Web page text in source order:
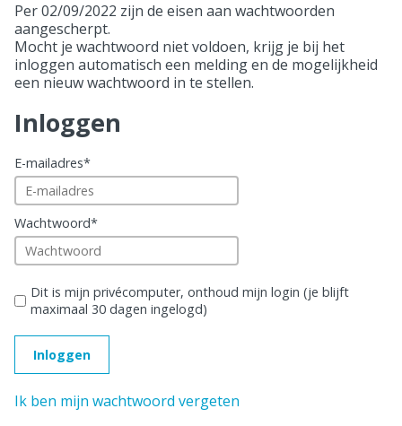
Per 02/09/2022 zijn de eisen aan wachtwoorden
aangescherpt.
Mocht je wachtwoord niet voldoen, krijg je bij het
inloggen automatisch een melding en de mogelijkheid
een nieuw wachtwoord in te stellen.
Inloggen
E-mailadres*
Wachtwoord*
Dit is mijn privécomputer, onthoud mijn login (je blijft
maximaal 30 dagen ingelogd)
Ik ben mijn wachtwoord vergeten